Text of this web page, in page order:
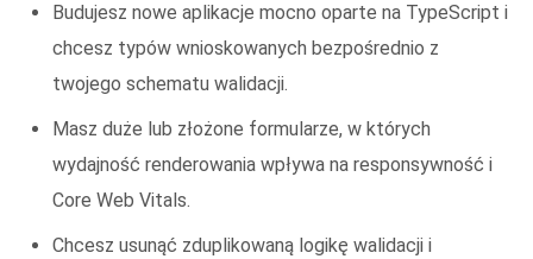
Budujesz nowe aplikacje mocno oparte na TypeScript i
chcesz typów wnioskowanych bezpośrednio z
twojego schematu walidacji.
Masz duże lub złożone formularze, w których
wydajność renderowania wpływa na responsywność i
Core Web Vitals.
Chcesz usunąć zduplikowaną logikę walidacji i